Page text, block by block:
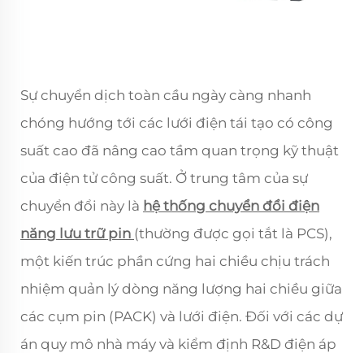
Sự chuyển dịch toàn cầu ngày càng nhanh
chóng hướng tới các lưới điện tái tạo có công
suất cao đã nâng cao tầm quan trọng kỹ thuật
của điện tử công suất. Ở trung tâm của sự
chuyển đổi này là hệ thống chuyển đổi điện
năng lưu trữ pin (thường được gọi tắt là PCS),
một kiến trúc phần cứng hai chiều chịu trách
nhiệm quản lý dòng năng lượng hai chiều giữa
các cụm pin (PACK) và lưới điện. Đối với các dự
án quy mô nhà máy và kiểm định R&D điện áp